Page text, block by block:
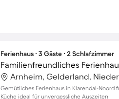
Ferienhaus ∙ 3 Gäste ∙ 2 Schlafzimmer
Arnheim, Gelderland,
Gemütliches Ferienhaus in Klarendal-Noord
Küche ideal für unvergessliche Auszeiten